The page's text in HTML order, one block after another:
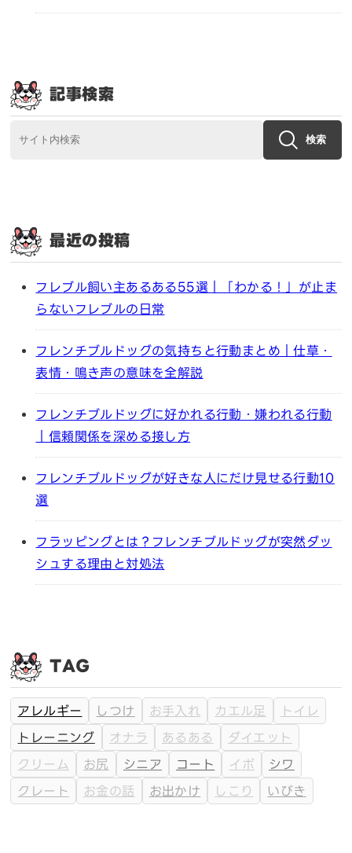
記事検索
検索
最近の投稿
フレブル飼い主あるある55選｜「わかる！」が止ま
らないフレブルの日常
フレンチブルドッグの気持ちと行動まとめ｜仕草・
表情・鳴き声の意味を全解説
フレンチブルドッグに好かれる行動・嫌われる行動
｜信頼関係を深める接し方
フレンチブルドッグが好きな人にだけ見せる行動10
選
フラッピングとは？フレンチブルドッグが突然ダッ
シュする理由と対処法
TAG
アレルギー しつけ お手入れ カエル足
トイレ
トレーニング
オナラ あるある
ダイエット
クリーム
お尻 シニア コート イボ
シワ
クレート
お金の話 お出かけ しこり いびき